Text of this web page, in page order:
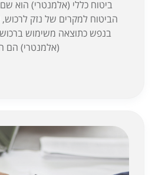
ביטוח כללי (אלמנטרי) הוא
הביטוח למקרים של נזק לרכוש,
בנפש כתוצאה משימוש
(אלמנטרי) הם